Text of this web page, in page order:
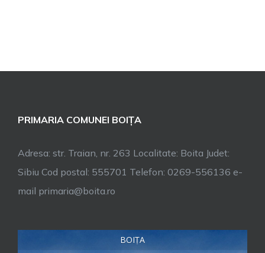
PRIMARIA COMUNEI BOIȚA
Adresa: str. Traian, nr. 263 Localitate: Boita Judet:
Sibiu Cod postal: 555701 Telefon: 0269-556136 e-
mail primaria@boita.ro
BOIȚA